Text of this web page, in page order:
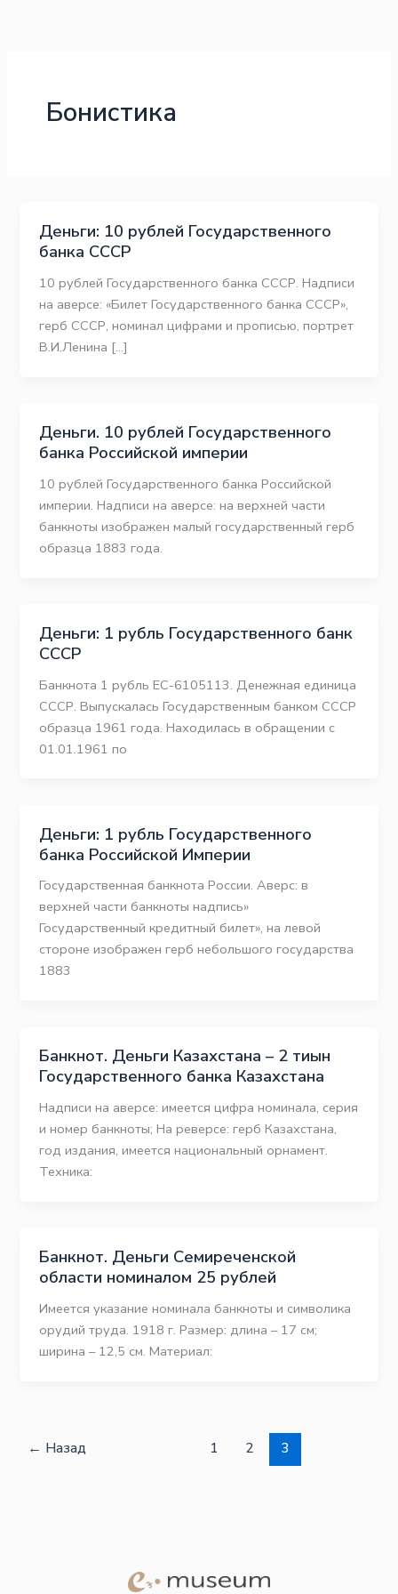
Бонистика
Деньги: 10 рублей Государственного
банка СССР
10 рублей Государственного банка СССР. Надписи
на аверсе: «Билет Государственного банка СССР»,
герб СССР, номинал цифрами и прописью, портрет
В.И.Ленина […]
Деньги. 10 рублей Государственного
банка Российской империи
10 рублей Государственного банка Российской
империи. Надписи на аверсе: на верхней части
банкноты изображен малый государственный герб
образца 1883 года.
Деньги: 1 рубль Государственного банк
СССР
Банкнота 1 рубль ЕС-6105113. Денежная единица
СССР. Выпускалась Государственным банком СССР
образца 1961 года. Находилась в обращении с
01.01.1961 по
Деньги: 1 рубль Государственного
банка Российской Империи
Государственная банкнота России. Аверс: в
верхней части банкноты надпись»
Государственный кредитный билет», на левой
стороне изображен герб небольшого государства
1883
Банкнот. Деньги Казахстана – 2 тиын
Государственного банка Казахстана
Надписи на аверсе: имеется цифра номинала, серия
и номер банкноты; На реверсе: герб Казахстана,
год издания, имеется национальный орнамент.
Техника:
Банкнот. Деньги Семиреченской
области номиналом 25 рублей
Имеется указание номинала банкноты и символика
орудий труда. 1918 г. Размер: длина – 17 см;
ширина – 12,5 см. Материал:
← Назад 1 2 3